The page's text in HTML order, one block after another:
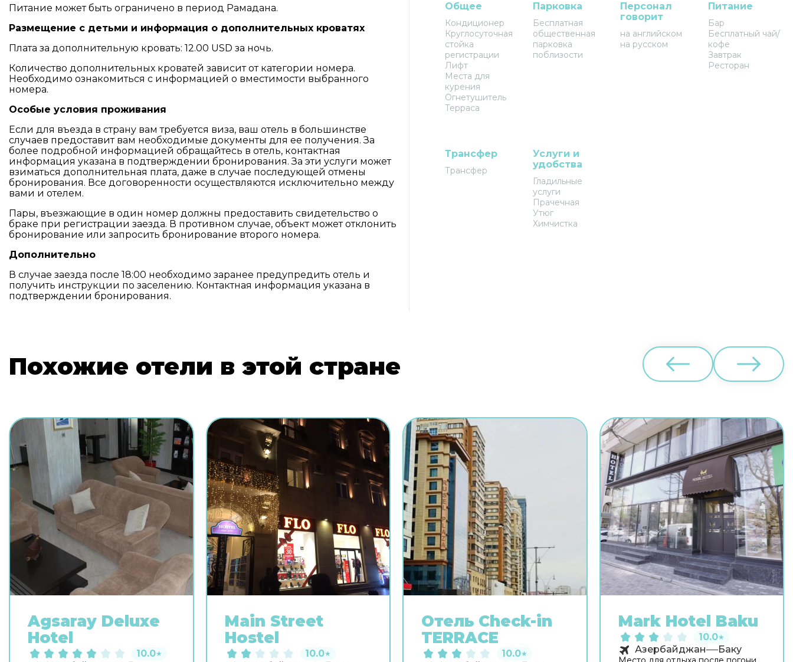
Питание может быть ограничено в период Рамадана.
Размещение с детьми и информация о дополнительных кроватях
Плата за дополнительную кровать: 12.00 USD за ночь.
Количество дополнительных кроватей зависит от категории номера.
Необходимо ознакомиться с информацией о вместимости выбранного
номера.
Особые условия проживания
Если для въезда в страну вам требуется виза, ваш отель в большинстве
случаев предоставит вам необходимые документы для ее получения. За
более подробной информацией обращайтесь в отель, контактная
информация указана в подтверждении бронирования. За эти услуги может
взиматься дополнительная плата, даже в случае последующей отмены
бронирования. Все договоренности осуществляются исключительно между
вами и отелем.
Пары, въезжающие в один номер должны предоставить свидетельство о
браке при регистрации заезда. В противном случае, объект может отклонить
бронирование или запросить бронирование второго номера.
Дополнительно
В случае заезда после 18:00 необходимо заранее предупредить отель и
получить инструкции по заселению. Контактная информация указана в
подтверждении бронирования.
Общее
Кондиционер
Круглосуточная
стойка
регистрации
Лифт
Места для
курения
Огнетушитель
Терраса
Парковка
Бесплатная
общественная
парковка
поблизости
Персонал
говорит
на английском
на русском
Питание
Бар
Бесплатный чай/
кофе
Завтрак
Ресторан
Трансфер
Трансфер
Услуги и
удобства
Гладильные
услуги
Прачечная
Утюг
Химчистка
Похожие отели в этой стране
Agsaray Deluxe
Hotel
10.0★
Main Street
Hostel
10.0★
Отель Check-in
TERRACE
10.0★
Mark Hotel Baku
10.0★
Азербайджан Баку